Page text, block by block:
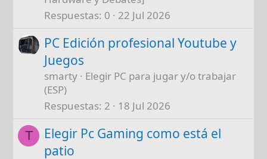
Respuestas 0 22 Jul 2026
PC Edición profesional Youtube y
Juegos
smarty
Elegir PC para jugar y/o trabajar
(ESP)
Respuestas 2 18 Jul 2026
T
Elegir Pc Gaming como está el
patio